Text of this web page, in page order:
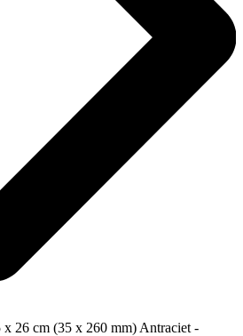
x 26 cm (35 x 260 mm) Antraciet -